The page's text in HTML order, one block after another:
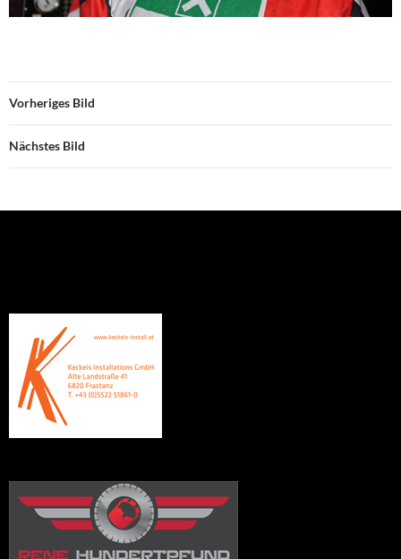
Vorheriges Bild
Nächstes Bild